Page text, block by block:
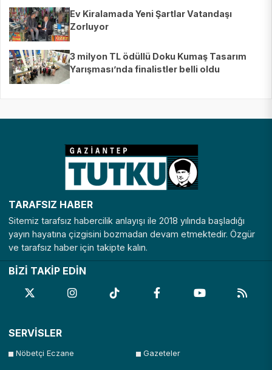
Ev Kiralamada Yeni Şartlar Vatandaşı
Zorluyor
3 milyon TL ödüllü Doku Kumaş Tasarım
Yarışması’nda finalistler belli oldu
TARAFSIZ HABER
Sitemiz tarafsız habercilik anlayışı ile 2018 yılında başladığı
yayın hayatına çizgisini bozmadan devam etmektedir. Özgür
ve tarafsız haber için takipte kalın.
BİZİ TAKİP EDİN
SERVİSLER
Nöbetçi Eczane Gazeteler